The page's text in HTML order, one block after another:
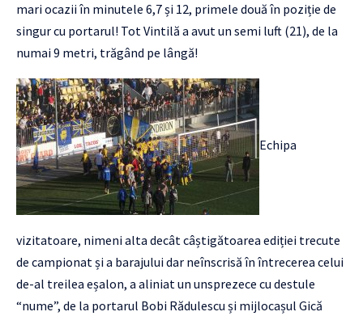
mari ocazii în minutele 6,7 și 12, primele două în poziție de
singur cu portarul! Tot Vintilă a avut un semi luft (21), de la
numai 9 metri, trăgând pe lângă!
Echipa
vizitatoare, nimeni alta decât câștigătoarea ediției trecute
de campionat și a barajului dar neînscrisă în întrecerea celui
de-al treilea eșalon, a aliniat un unsprezece cu destule
“nume”, de la portarul Bobi Rădulescu și mijlocașul Gică